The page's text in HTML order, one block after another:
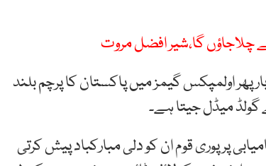
چلاجاؤں گا،شیر افضل مروت
اولمپکس گیمز میں پاکستان کا پرچم بلند
گولڈ میڈل جیتا ہے۔
پر پوری قوم ان کو دلی مبارکباد پیش کرتی